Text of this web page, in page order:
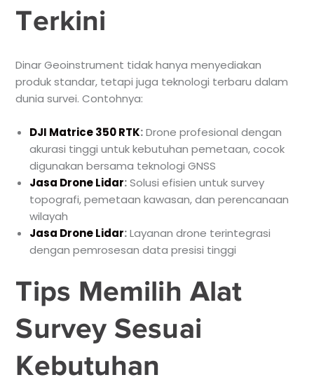
Terkini
Dinar Geoinstrument tidak hanya menyediakan
produk standar, tetapi juga teknologi terbaru dalam
dunia survei. Contohnya:
DJI Matrice 350 RTK:Drone profesional dengan
akurasi tinggi untuk kebutuhan pemetaan, cocok
digunakan bersama teknologi GNSS
Jasa Drone Lidar:Solusi efisien untuk survey
topografi, pemetaan kawasan, dan perencanaan
wilayah
Jasa Drone Lidar:Layanan drone terintegrasi
dengan pemrosesan data presisi tinggi
Tips Memilih Alat
Survey Sesuai
Kebutuhan